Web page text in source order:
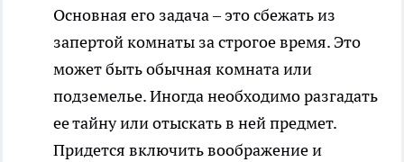
Основная его задача – это сбежать из
запертой комнаты за строгое время. Это
может быть обычная комната или
подземелье. Иногда необходимо разгадать
ее тайну или отыскать в ней предмет.
Придется включить воображение и